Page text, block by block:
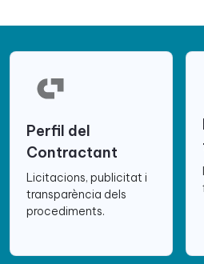
Perfil del
Contractant
Licitacions, publicitat i
transparència dels
procediments.